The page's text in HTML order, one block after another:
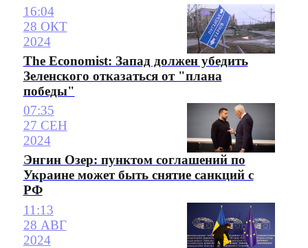
16:04
28 ОКТ
2024
The Economist: Запад должен убедить
Зеленского отказаться от "плана
победы"
07:35
27 СЕН
2024
Энгин Озер: пунктом соглашений по
Украине может быть снятие санкций с
РФ
11:13
28 АВГ
2024